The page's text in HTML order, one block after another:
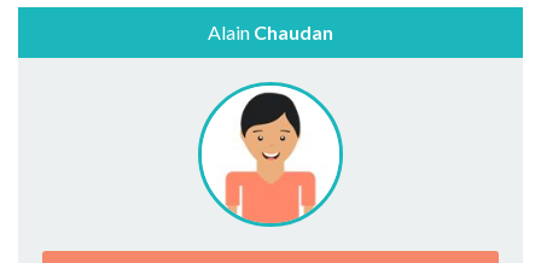
Alain Chaudan